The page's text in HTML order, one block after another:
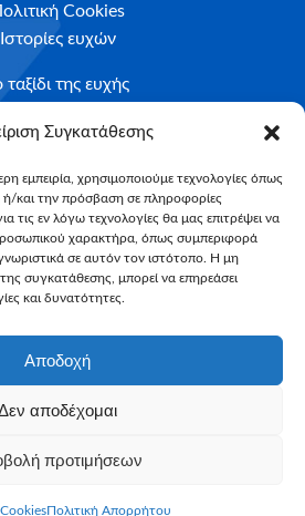
Συγκατάθεσης
εμπειρία, χρησιμοποιούμε τεχνολογίες όπως
και την πρόσβαση σε πληροφορίες
τις εν λόγω τεχνολογίες θα μας επιτρέψει να
χαρακτήρα, όπως συμπεριφορά
σε αυτόν τον ιστότοπο. Η μη
συγκατάθεσης, μπορεί να επηρεάσει
και δυνατότητες.
Αποδοχή
αποδέχομαι
προτιμήσεων
Πολιτική Απορρήτου
Cookies
Ιστορίες ευχών
ταξίδι της ευχής
Καταλληλότητας
Αιτήματος
NEWSLETTER
Rights Reserved